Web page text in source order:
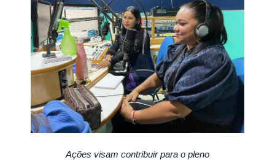
Ações visam contribuir para o pleno